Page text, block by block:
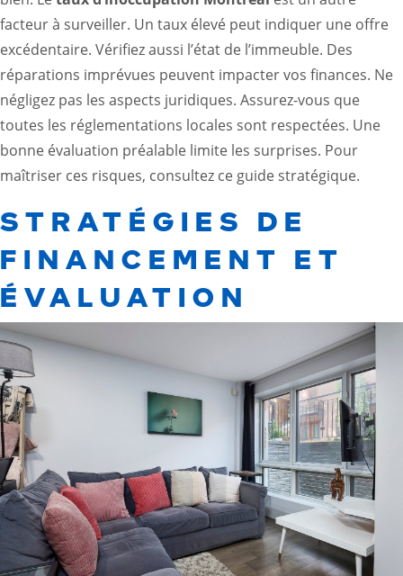
facteur à surveiller. Un taux élevé peut indiquer une offre
excédentaire. Vérifiez aussi l’état de l’immeuble. Des
réparations imprévues peuvent impacter vos finances. Ne
négligez pas les aspects juridiques. Assurez-vous que
toutes les réglementations locales sont respectées. Une
bonne évaluation préalable limite les surprises. Pour
maîtriser ces risques, consultez ce guide stratégique.
STRATÉGIES DE
FINANCEMENT ET
ÉVALUATION